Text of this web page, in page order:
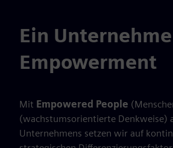
Ein
Empowerment
Mit Empowered People
(wachstumsorientierte Denkweise)
Unternehmens setzen wir auf